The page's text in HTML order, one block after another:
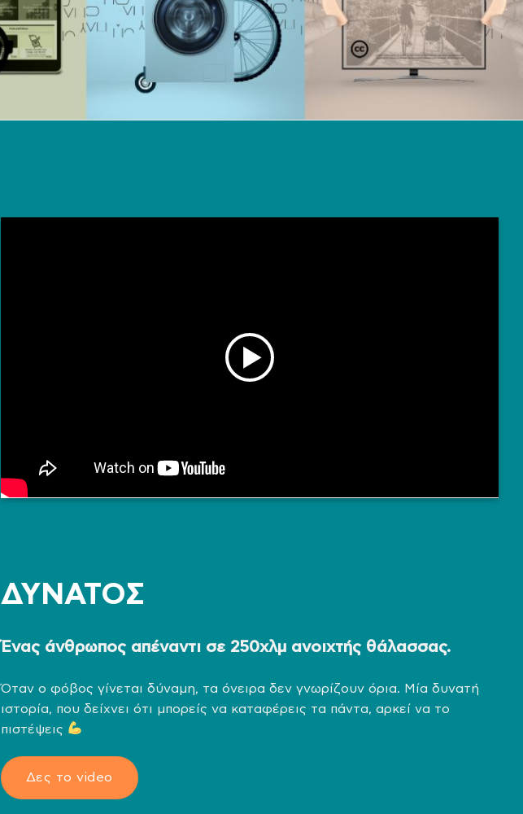
ΔΥΝΑΤΟΣ
Ένας άνθρωπος απέναντι σε 250χλμ ανοιχτής θάλασσας.
Όταν ο φόβος γίνεται δύναμη, τα όνειρα δεν γνωρίζουν όρια. Μία δυνατή
ιστορία, που δείχνει ότι μπορείς να καταφέρεις τα πάντα, αρκεί να το
πιστέψεις
Δες το video